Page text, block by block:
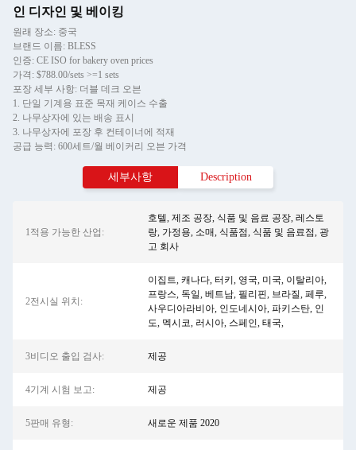
인 디자인 및 베이킹
원래 장소: 중국
브랜드 이름: BLESS
인증: CE ISO for bakery oven prices
가격: $788.00/sets >=1 sets
포장 세부 사항: 더블 데크 오븐
1. 단일 기계용 표준 목재 케이스 수출
2. 나무상자에 있는 배송 표시
3. 나무상자에 포장 후 컨테이너에 적재
공급 능력: 600세트/월 베이커리 오븐 가격
세부사항 Description
1적용 가능한 산업:
호텔, 제조 공장, 식품 및 음료 공장, 레스토
랑, 가정용, 소매, 식품점, 식품 및 음료점, 광
고 회사
2전시실 위치:
이집트, 캐나다, 터키, 영국, 미국, 이탈리아,
프랑스, 독일, 베트남, 필리핀, 브라질, 페루,
사우디아라비아, 인도네시아, 파키스탄, 인
도, 멕시코, 러시아, 스페인, 태국,
3비디오 출입 검사: 제공
4기계 시험 보고: 제공
5판매 유형: 새로운 제품 2020